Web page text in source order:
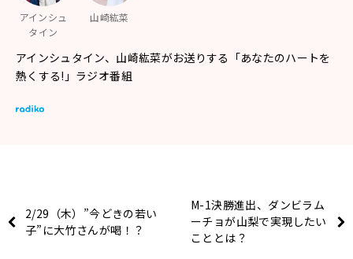
アインシュ
タイン
山崎紘菜
アインシュタイン、山崎紘菜がお送りする「あなたのハートを
熱くする!」ラジオ番組
2/29（木）”今どきの若い
子”に大竹さんが喝！？
M-1決勝進出、ダンビラム
ーチョが山梨で実現したい
こととは？